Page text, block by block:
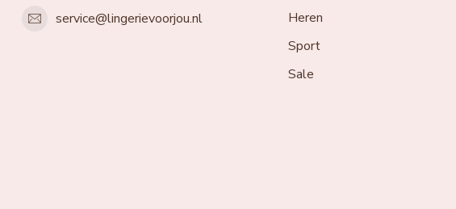
service@lingerievoorjou.nl
Heren
Sport
Sale